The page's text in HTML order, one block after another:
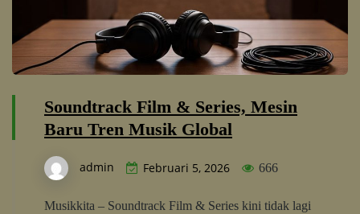
Soundtrack Film & Series, Mesin
Baru Tren Musik Global
admin Februari 5, 2026 666
Musikkita – Soundtrack Film & Series kini tidak lagi